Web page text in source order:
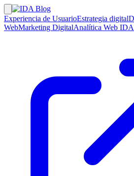
Experiencia de UsuarioEstrategia digital
WebMarketing DigitalAnalítica Web